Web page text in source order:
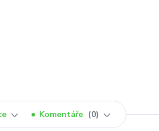
Komentáře 0